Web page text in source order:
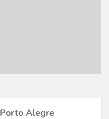
Porto Alegre